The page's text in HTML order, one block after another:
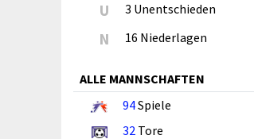
U 3 Unentschieden
N 16 Niederlagen
ALLE MANNSCHAFTEN
94Spiele
32 Tore